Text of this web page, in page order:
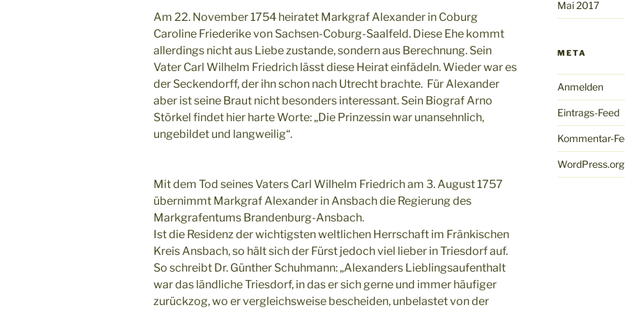
Am 22. November 1754 heiratet Markgraf Alexander in Coburg
Caroline Friederike von Sachsen-Coburg-Saalfeld. Diese Ehe kommt
allerdings nicht aus Liebe zustande, sondern aus Berechnung. Sein
Vater Carl Wilhelm Friedrich lässt diese Heirat einfädeln. Wieder war es
der Seckendorff, der ihn schon nach Utrecht brachte. Für Alexander
aber ist seine Braut nicht besonders interessant. Sein Biograf Arno
Störkel findet hier harte Worte: „Die Prinzessin war unansehnlich,
ungebildet und langweilig“.
Mit dem Tod seines Vaters Carl Wilhelm Friedrich am 3. August 1757
übernimmt Markgraf Alexander in Ansbach die Regierung des
Markgrafentums Brandenburg-Ansbach.
Ist die Residenz der wichtigsten weltlichen Herrschaft im Fränkischen
Kreis Ansbach, so hält sich der Fürst jedoch viel lieber in Triesdorf auf.
So schreibt Dr. Günther Schuhmann: „Alexanders Lieblingsaufenthalt
war das ländliche Triesdorf, in das er sich gerne und immer häufiger
zurückzog, wo er vergleichsweise bescheiden, unbelastet von der
Mai 2017
META
Anmelden
Eintrags-Feed
Kommentar-
WordPress.org